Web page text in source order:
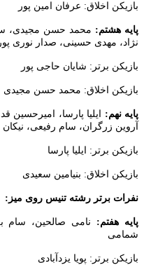
اخلاق: عرفان امین پور
هشتم:محمد حسن مجیدی، سام
مهدی حسینی، صدار نوری پور،
برتر: شایان حاجی پور
اخلاق: محمد حسن مجیدی
نهم:ایلیا پارسا، امیرحسین
زرگران، سام رفیعی، نیکان
برتر: ایلیا پارسا
اخلاق: بنیامین سعیدی
برتر رشته تنیس روی میز:
هفتم:نامی صالحین، سام
برتر: پویا یزدآبادی